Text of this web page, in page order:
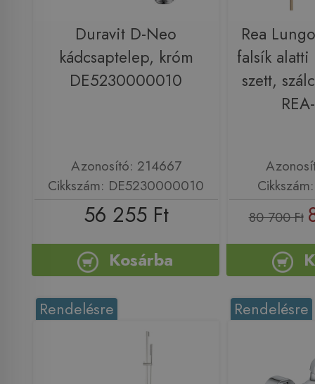
Duravit D-Neo
kádcsaptelep, króm
DE5230000010
Azonosító: 214667
Cikkszám: DE5230000010
56 255 Ft
Kosárba
Rea
falsík
szett,
80 700 Ft
Rendelésre Rendelésre